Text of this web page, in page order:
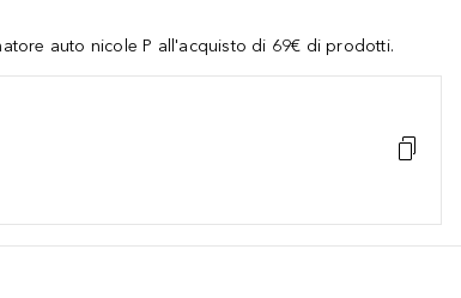
auto nicole P all'acquisto di 69€ di prodotti.